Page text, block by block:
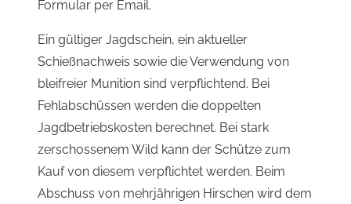
Formular per Email.
Ein gültiger Jagdschein, ein aktueller
Schießnachweis sowie die Verwendung von
bleifreier Munition sind verpflichtend. Bei
Fehlabschüssen werden die doppelten
Jagdbetriebskosten berechnet. Bei stark
zerschossenem Wild kann der Schütze zum
Kauf von diesem verpflichtet werden. Beim
Abschuss von mehrjährigen Hirschen wird dem